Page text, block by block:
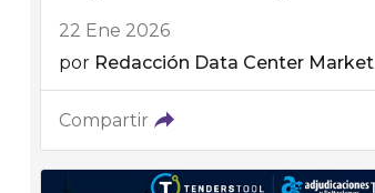
22 Ene 2026
por Redacción Data Center Market
Compartir